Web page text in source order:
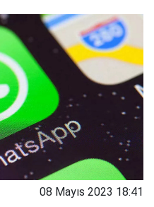
08 Mayıs 2023 18:41